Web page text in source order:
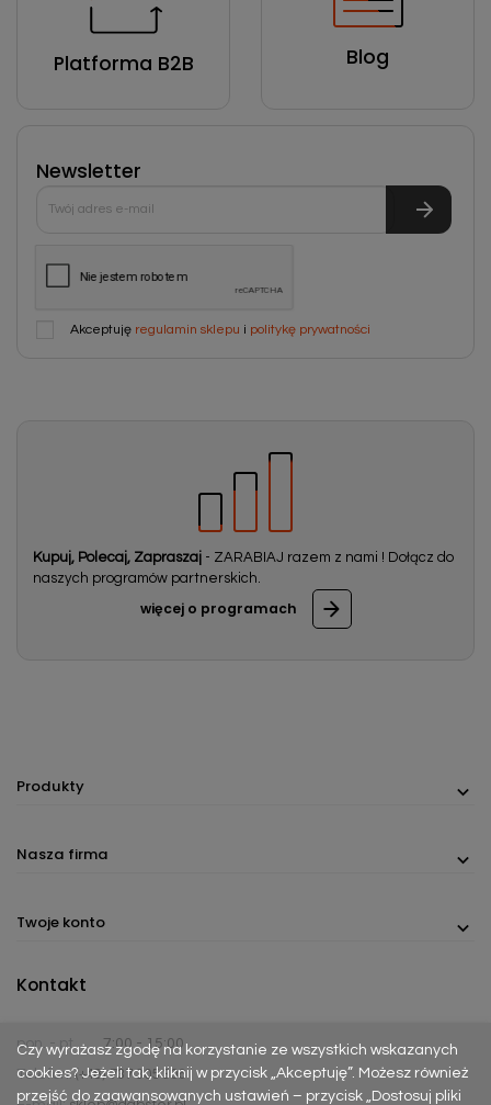
Platforma B2B Blog
Newsletter
Akceptuję regulamin sklepu i politykę prywatności
Kupuj, Polecaj, Zapraszaj - ZARABIAJ razem z nami ! Dołącz do
naszych programów partnerskich.
więcej o programach
Produkty
Nasza firma
Twoje konto
Czy wyrażasz zgodę na korzystanie ze wszystkich wskazanych
cookies? Jeżeli tak, kliknij w przycisk „Akceptuję”. Możesz również
przejść do zaawansowanych ustawień – przycisk „Dostosuj pliki
Kontakt
pon. - pt.
7:00 - 15:00
Telefon:(+48) 737 305 306